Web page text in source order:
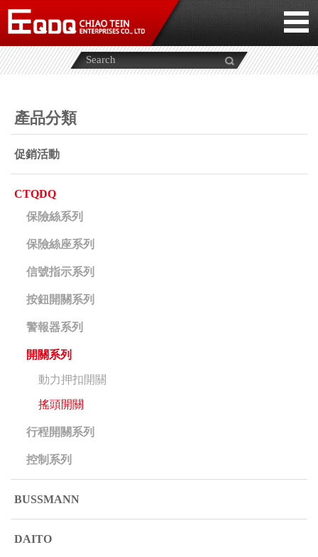
產品分類
促銷活動
CTQDQ
保險絲系列
保險絲座系列
信號指示系列
按鈕開關系列
警報器系列
開關系列
動力押扣開關
搖頭開關
行程開關系列
控制系列
BUSSMANN
DAITO